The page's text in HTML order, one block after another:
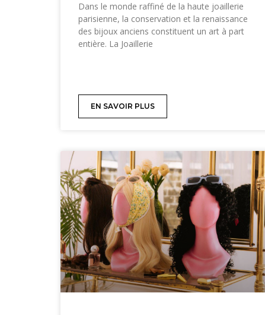
Dans le monde raffiné de la haute joaillerie
parisienne, la conservation et la renaissance
des bijoux anciens constituent un art à part
entière. La Joaillerie
EN SAVOIR PLUS